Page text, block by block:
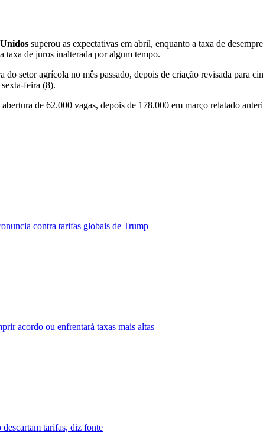
superou as expectativas em abril, enquanto a taxa de
taxa de juros inalterada por algum tempo.
setor agrícola no mês passado, depois de criação revisada para
feira (8).
de 62.000 vagas, depois de 178.000 em março relatado
contra tarifas globais de Trump
acordo ou enfrentará taxas mais altas
tarifas, diz fonte